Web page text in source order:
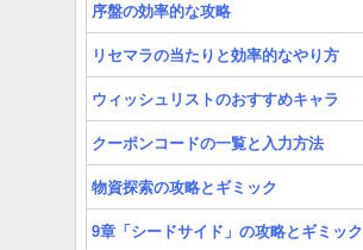
序盤の効率的な攻略
リセマラの当たりと効率的なやり方
ウィッシュリストのおすすめキャラ
クーポンコードの一覧と入力方法
物資探索の攻略とギミック
9章「シードサイド」の攻略とギミック